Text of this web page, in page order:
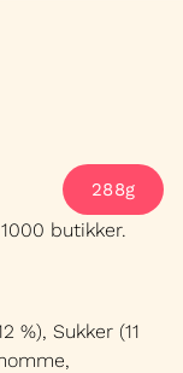
288g
butikker.
%), Sukker (11